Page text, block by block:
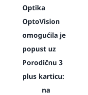
Optika
OptoVision
omogućila je
popust uz
Porodičnu 3
plus karticu:
na